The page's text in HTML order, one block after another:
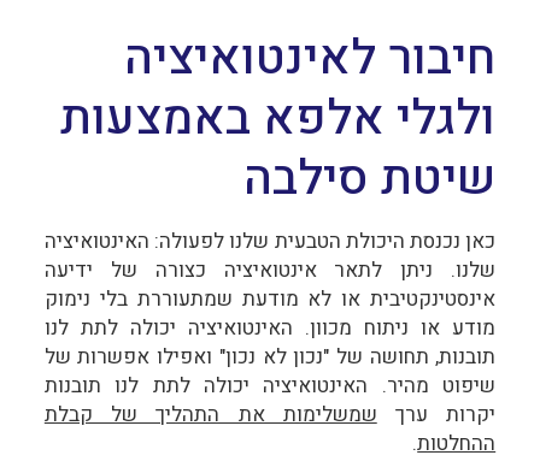
חיבור לאינטואיציה
ולגלי אלפא באמצעות
שיטת סילבה
כאן נכנסת היכולת הטבעית שלנו לפעולה: האינטואיציה
שלנו. ניתן לתאר אינטואיציה כצורה של ידיעה
אינסטינקטיבית או לא מודעת שמתעוררת בלי נימוק
מודע או ניתוח מכוון. האינטואיציה יכולה לתת לנו
תובנות, תחושה של "נכון לא נכון" ואפילו אפשרות של
שיפוט מהיר. האינטואיציה יכולה לתת לנו תובנות
יקרות ערך שמשלימות את התהליך של קבלת
ההחלטות.